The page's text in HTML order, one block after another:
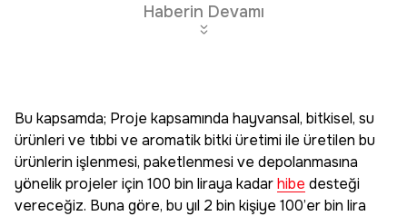
Haberin Devamı
Bu kapsamda; Proje kapsamında hayvansal, bitkisel, su
ürünleri ve tıbbi ve aromatik bitki üretimi ile üretilen bu
ürünlerin işlenmesi, paketlenmesi ve depolanmasına
yönelik projeler için 100 bin liraya kadarhibe desteği
vereceğiz. Buna göre, bu yıl 2 bin kişiye 100’er bin lira